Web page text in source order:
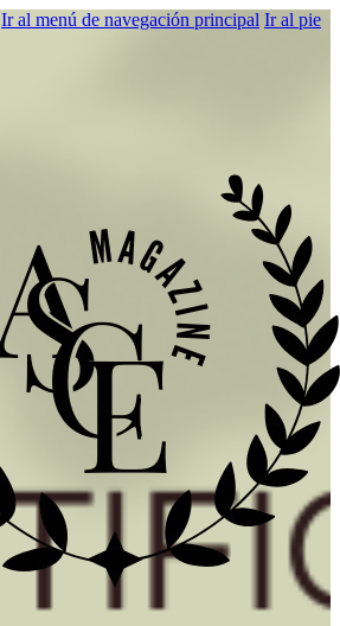
Ir al menú de navegación principal Ir al pie